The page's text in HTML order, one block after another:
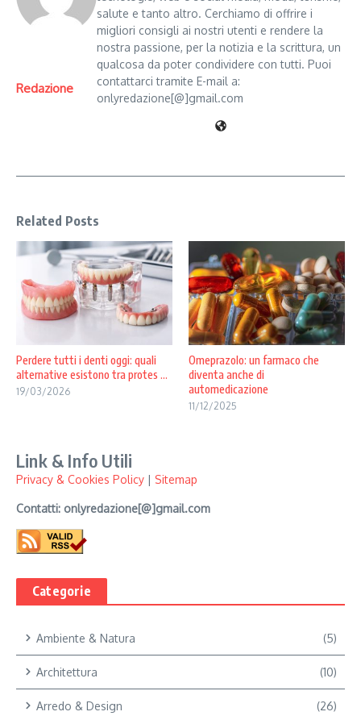
Redazione
salute e tanto altro. Cerchiamo di offrire i
migliori consigli ai nostri utenti e rendere la
nostra passione, per la notizia e la scrittura, un
qualcosa da poter condividere con tutti. Puoi
contattarci tramite E-mail a:
onlyredazione[@]gmail.com
Related Posts
Perdere tutti i denti oggi: quali
alternative esistono tra protes ...
19/03/2026
Omeprazolo: un farmaco che
diventa anche di
automedicazione
11/12/2025
Link & Info Utili
Privacy & Cookies Policy | Sitemap
Contatti: onlyredazione[@]gmail.com
Categorie
Ambiente & Natura (5)
Architettura (10)
Arredo & Design (26)